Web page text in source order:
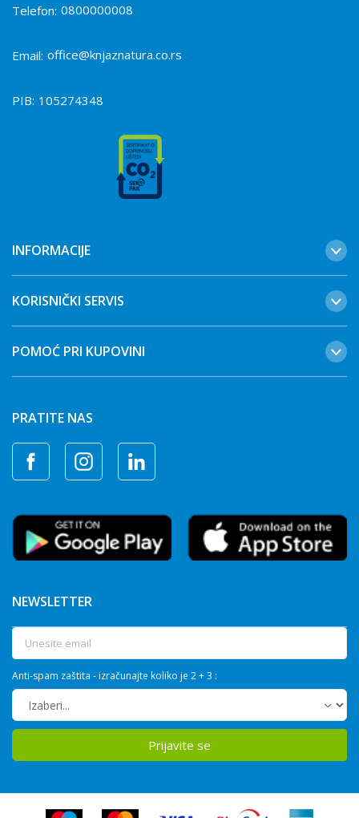
Telefon: 0800000008
Email: office@knjaznatura.co.rs
PIB: 105274348
INFORMACIJE
KORISNIČKI SERVIS
POMOĆ PRI KUPOVINI
PRATITE NAS
NEWSLETTER
Anti-spam zaštita - izračunajte koliko je 2 + 3 :
Prijavite se